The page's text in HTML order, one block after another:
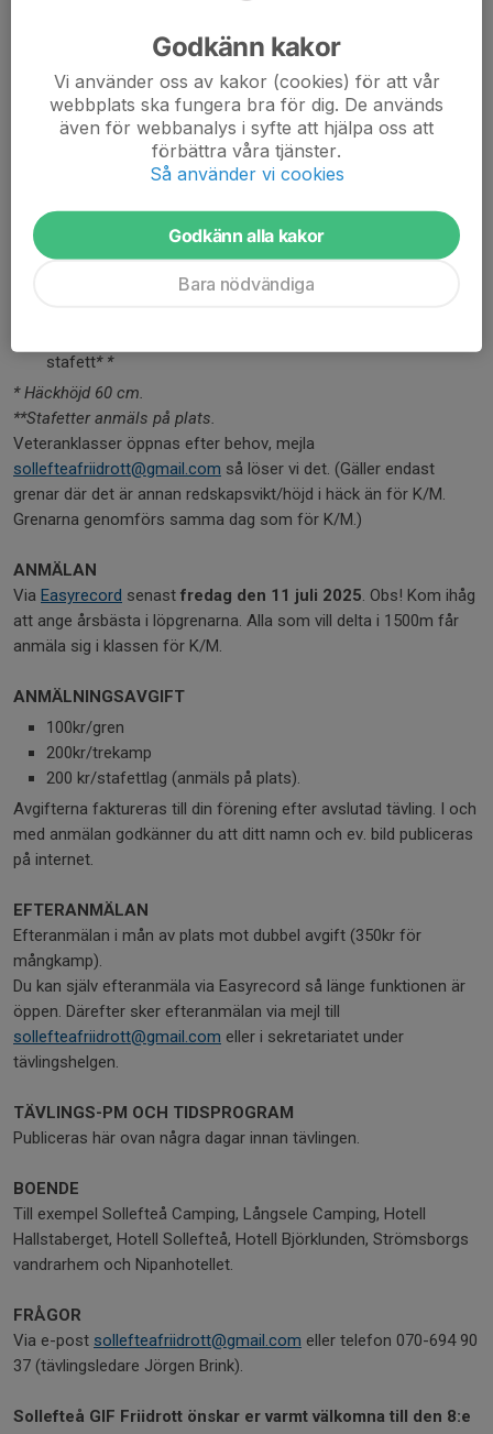
110mh, 200m, 800m, tresteg, höjd, diskus
100mh, 200m, 800m, tresteg, höjd, diskus
P19 (2006-2007): 110mh, diskus
P17 (2008-2009):110mh, 200m, 800m, tresteg, höjd,
diskus
(2007-2008):100mh, 200m, 800m, tresteg, höjd,
FP15 (2010-2011):80mh, 200m, 800m, tresteg, höjd,
FP13 (2012-2013):60mh, 200m, 600m, tresteg, höjd,
stafett**
* Häckhöjd 60 cm.
**Stafetter anmäls på plats.
Veteranklasser öppnas efter behov, mejla
sollefteafriidrott@gmail.com så löser vi det. (Gäller endast
grenar där det är annan redskapsvikt/höjd i häck än för K/M.
Grenarna genomförs samma dag som för K/M.)
ANMÄLAN
Via Easyrecord senast fredag den 11 juli 2025. Obs! Kom ihåg
att ange årsbästa i löpgrenarna. Alla som vill delta i 1500m får
anmäla sig i klassen för K/M.
ANMÄLNINGSAVGIFT
100kr/gren
200kr/trekamp
200 kr/stafettlag (anmäls på plats).
Avgifterna faktureras till din förening efter avslutad tävling. I och
med anmälan godkänner du att ditt namn och ev. bild publiceras
på internet.
EFTERANMÄLAN
Efteranmälan i mån av plats mot dubbel avgift (350kr för
mångkamp).
Du kan själv efteranmäla via Easyrecord så länge funktionen är
öppen. Därefter sker efteranmälan via mejl till
sollefteafriidrott@gmail.com eller i sekretariatet under
tävlingshelgen.
TÄVLINGS-PM OCH TIDSPROGRAM
Publiceras här ovan några dagar innan tävlingen.
BOENDE
Till exempel Sollefteå Camping, Långsele Camping, Hotell
Hallstaberget, Hotell Sollefteå, Hotell Björklunden, Strömsborgs
vandrarhem och Nipanhotellet.
FRÅGOR
Via e-post sollefteafriidrott@gmail.com eller telefon 070-694 90
37 (tävlingsledare Jörgen Brink).
Sollefteå GIF Friidrott önskar er varmt välkomna till den 8:e
Godkänn kakor
Vi använder oss av kakor (cookies) för att vår
webbplats ska fungera bra för dig. De används
även för webbanalys i syfte att hjälpa oss att
förbättra våra tjänster.
Så använder vi cookies
Godkänn alla kakor
Bara nödvändiga